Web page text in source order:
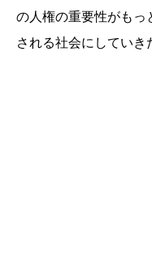
の人権の重要性がもっ
される社会にしていき